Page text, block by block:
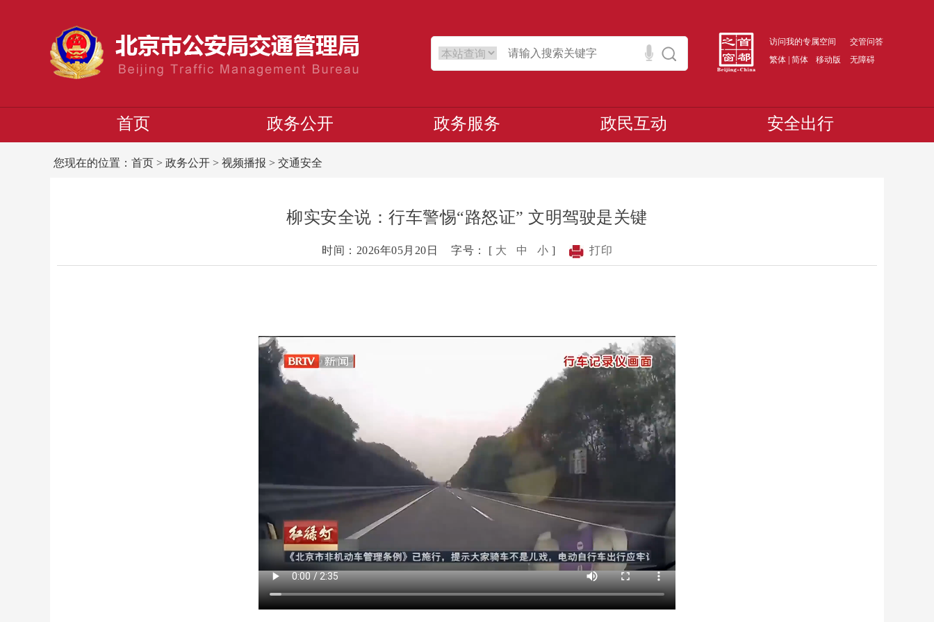
访问我的专属空间
交管问答
繁体 简体 移动版 无障碍
首页 政务公开 政务服务 政民互动 安全出行
您现在的位置： 首页 > 政务公开 > 视频播报 > 交通安全
柳实安全说：行车警惕“路怒证” 文明驾驶是关键
时间：2026年05月20日 字号： [ 大 中 小 ] 打印